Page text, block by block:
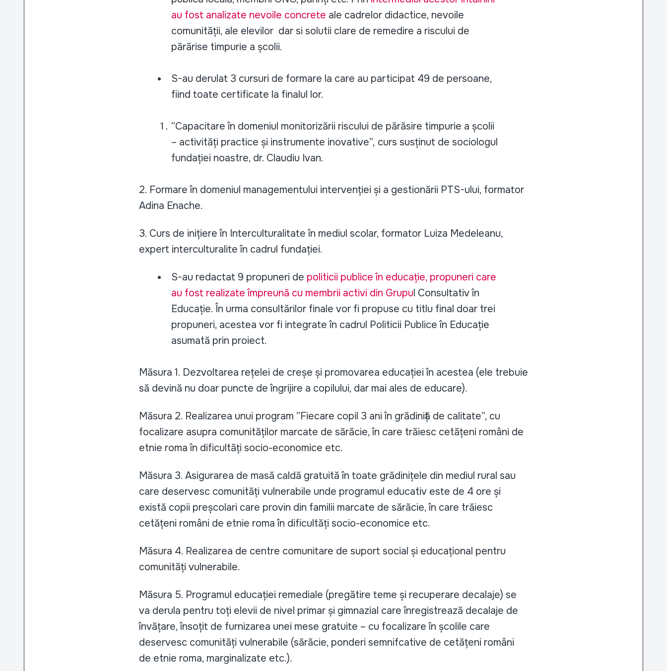
au fost analizate nevoile concrete ale cadrelor didactice, nevoile
comunității, ale elevilor dar si solutii clare de remedire a riscului de
părărise timpurie a școlii.
S-au derulat 3 cursuri de formare la care au participat 49 de persoane,
fiind toate certificate la finalul lor.
“Capacitare în domeniul monitorizării riscului de părăsire timpurie a școlii
– activități practice și instrumente inovative”, curs susținut de sociologul
fundației noastre, dr. Claudiu Ivan.
2. Formare în domeniul managementului intervenției și a gestionării PTS-ului, formator
Adina Enache.
3. Curs de inițiere în Interculturalitate în mediul scolar, formator Luiza Medeleanu,
expert interculturalite în cadrul fundației.
S-au redactat 9 propuneri de politicii publice în educație, propuneri care
au fost realizate împreună cu membrii activi din Grupul Consultativ în
Educație. În urma consultărilor finale vor fi propuse cu titlu final doar trei
propuneri, acestea vor fi integrate în cadrul Politicii Publice în Educație
asumată prin proiect.
Măsura 1. Dezvoltarea rețelei de creșe și promovarea educației în acestea (ele trebuie
să devină nu doar puncte de îngrijire a copilului, dar mai ales de educare).
Măsura 2. Realizarea unui program ”Fiecare copil 3 ani în grădiniță de calitate”, cu
focalizare asupra comunităților marcate de sărăcie, în care trăiesc cetățeni români de
etnie roma în dificultăți socio-economice etc.
Măsura 3. Asigurarea de masă caldă gratuită în toate grădinițele din mediul rural sau
care deservesc comunități vulnerabile unde programul educativ este de 4 ore și
există copii preșcolari care provin din familii marcate de sărăcie, în care trăiesc
cetățeni români de etnie roma în dificultăți socio-economice etc.
Măsura 4. Realizarea de centre comunitare de suport social și educațional pentru
comunități vulnerabile.
Măsura 5. Programul educației remediale (pregătire teme și recuperare decalaje) se
va derula pentru toți elevii de nivel primar și gimnazial care înregistrează decalaje de
învățare, însoțit de furnizarea unei mese gratuite – cu focalizare în școlile care
deservesc comunități vulnerabile (sărăcie, ponderi semnifcative de cetățeni români
de etnie roma, marginalizate etc.).